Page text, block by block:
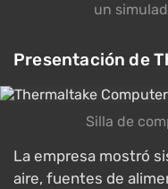
un
Presentación de
Silla de
La empresa mostró
aire, fuentes de